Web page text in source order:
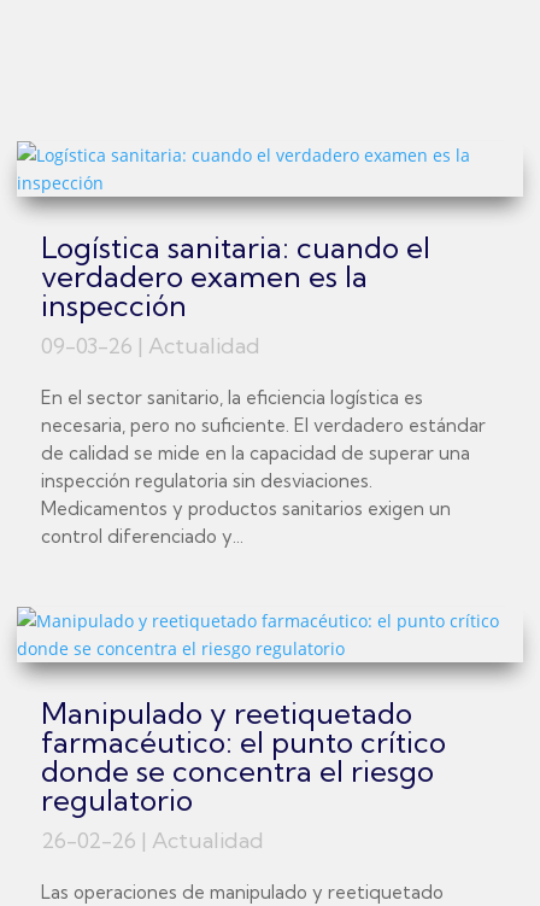
Logística sanitaria: cuando el
verdadero examen es la
inspección
09-03-26 | Actualidad
En el sector sanitario, la eficiencia logística es
necesaria, pero no suficiente. El verdadero estándar
de calidad se mide en la capacidad de superar una
inspección regulatoria sin desviaciones.
Medicamentos y productos sanitarios exigen un
control diferenciado y...
Manipulado y reetiquetado
farmacéutico: el punto crítico
donde se concentra el riesgo
regulatorio
26-02-26 | Actualidad
Las operaciones de manipulado y reetiquetado